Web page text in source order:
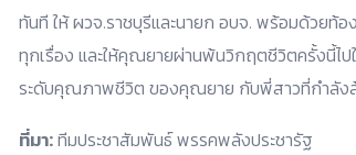
ทันที ให้ ผวจ.ราชบุรีและนายก อบจ. พร้อมด้วยท้
ทุกเรื่อง และให้คุณยายผ่านพ้นวิกฤตชีวิตครั้งนี้ไป
ระดับคุณภาพชีวิต ของคุณยาย กับพี่สาวที่กำลัง
ที่มา:ทีมประชาสัมพันธ์ พรรคพลังประชารัฐ